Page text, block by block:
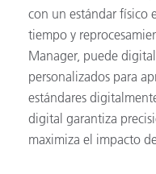
con un estándar físico
tiempo y
Manager, puede
personalizados para
estándares
digital garantiza
maximiza el impacto